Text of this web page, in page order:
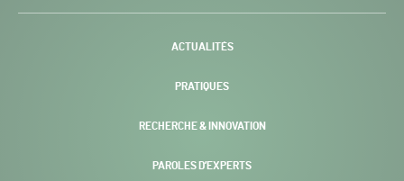
-
ACTUALITÉS
PRATIQUES
RECHERCHE & INNOVATION
PAROLES D’EXPERTS